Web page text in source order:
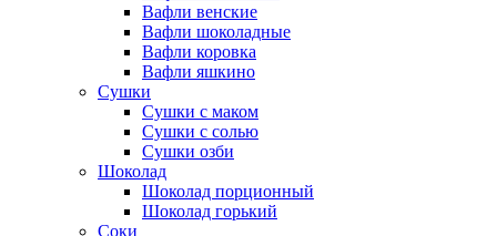
Вафли венские
Вафли шоколадные
Вафли коровка
Вафли яшкино
Сушки
Сушки с маком
Сушки с солью
Сушки озби
Шоколад
Шоколад порционный
Шоколад горький
Соки